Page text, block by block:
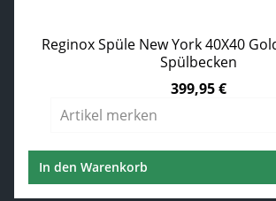
Reginox Spüle New York 40X40
Spülbecken
399,95 €
Artikel merken
In den Warenkorb